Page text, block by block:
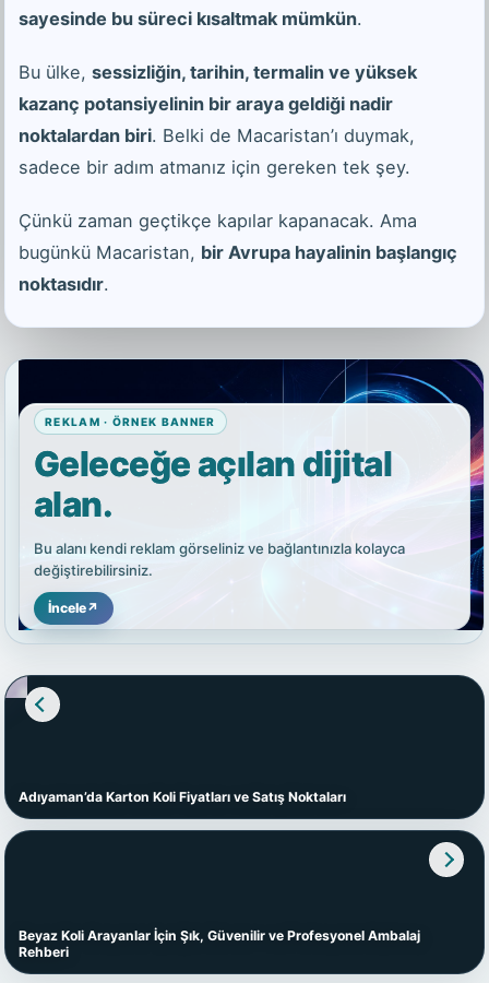
sayesinde bu süreci kısaltmak mümkün.
Bu ülke, sessizliğin, tarihin, termalin ve yüksek
kazanç potansiyelinin bir araya geldiği nadir
noktalardan biri. Belki de Macaristan’ı duymak,
sadece bir adım atmanız için gereken tek şey.
Çünkü zaman geçtikçe kapılar kapanacak. Ama
bugünkü Macaristan, bir Avrupa hayalinin başlangıç
noktasıdır.
REKLAM · ÖRNEK BANNER
Geleceğe açılan dijital
alan.
Bu alanı kendi reklam görseliniz ve bağlantınızla kolayca
değiştirebilirsiniz.
İncele↗
Adıyaman’da Karton Koli Fiyatları ve Satış Noktaları
Beyaz Koli Arayanlar İçin Şık, Güvenilir ve Profesyonel Ambalaj
Rehberi